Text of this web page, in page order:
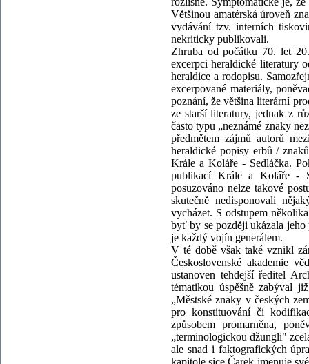
Většinou amatérská úroveň
vydávání tzv. interních
nekriticky publikovali.
Zhruba od počátku 70. let
excerpci heraldické literatury
heraldice a rodopisu.
excerpované materiály,
poznání, že většina literární
ze starší literatury, jednak z
často typu „neznámé znaky
předmětem zájmů autorů
heraldické popisy erbů /
Krále a Koláře - Sedláčka.
publikací Krále a Koláře -
posuzováno nelze takové
skutečně nedisponovali
vycházet. S odstupem
byť by se později ukázala jeho
je každý vojín generálem.
V té době však také vznikl
Československé akademie
ustanoven tehdejší ředitel
tématikou úspěšně zabýval
„Městské znaky v českých
pro konstituování či
způsobem promarněna,
„terminologickou džungli"
ale snad i faktografických
kapitole sice Čarek jmenuje